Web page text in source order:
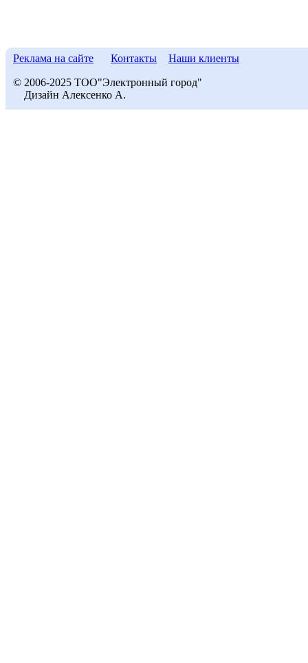
Реклама на сайте Контакты Наши клиенты
© 2006-2025 ТОО"Электронный город"
Дизайн Алексенко А.